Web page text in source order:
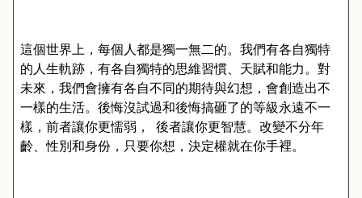
這個世界上，每個人都是獨一無二的。我們有各自獨特
的人生軌跡，有各自獨特的思維習慣、天賦和能力。對
未來，我們會擁有各自不同的期待與幻想，會創造出不
一樣的生活。後悔沒試過和後悔搞砸了的等級永遠不一
樣，前者讓你更懦弱，
後者讓你更智慧。改變不分年
齡、性別和身份，只要你想，決定權就在你手裡。